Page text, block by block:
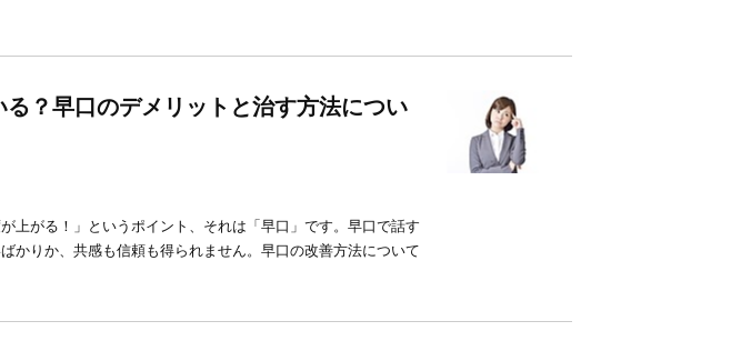
？早口のデメリットと治す方法につい
上がる！」というポイント、それは「早口」です。早口で話す
かりか、共感も信頼も得られません。早口の改善方法について